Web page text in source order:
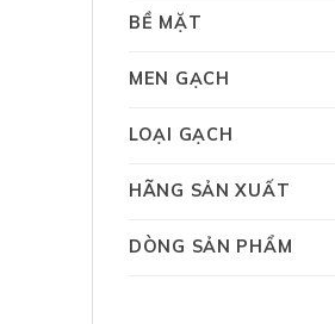
BỀ MẶT
MEN GẠCH
LOẠI GẠCH
HÃNG SẢN XUẤT
DÒNG SẢN PHẨM